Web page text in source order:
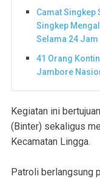
Camat Singkep
Singkep
Selama 24 Jam
41 Orang
Jambore
Kegiatan ini
(Binter) sekaligus
Kecamatan Lingga.
Patroli berlangsung